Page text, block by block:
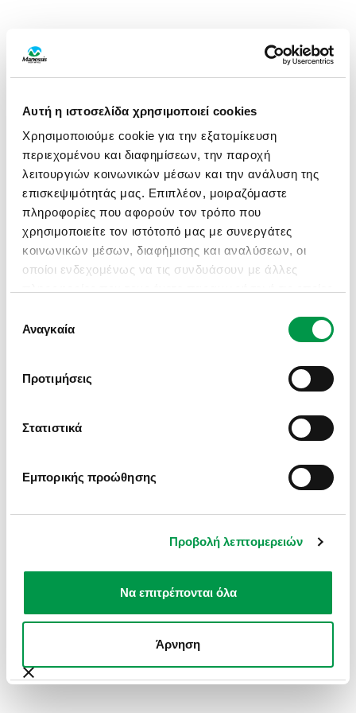
Αυτή η ιστοσελίδα χρησιμοποιεί cookies
Χρησιμοποιούμε cookie για την εξατομίκευση
περιεχομένου και διαφημίσεων, την παροχή
λειτουργιών κοινωνικών μέσων και την ανάλυση της
επισκεψιμότητάς μας. Επιπλέον, μοιραζόμαστε
πληροφορίες που αφορούν τον τρόπο που
χρησιμοποιείτε τον ιστότοπό μας με συνεργάτες
κοινωνικών μέσων, διαφήμισης και αναλύσεων, οι
οποίοι ενδεχομένως να τις συνδυάσουν με άλλες
χρήση των υπηρεσιών τους.
συγκατάθεσης
Αναγκαία
Προτιμήσεις
Στατιστικά
Εμπορικής προώθησης
Προβολή λεπτομερειών
Να επιτρέπονται όλα
Άρνηση
APPLICATION ERROR: A CLIENT-SIDE EXCEPTION HAS